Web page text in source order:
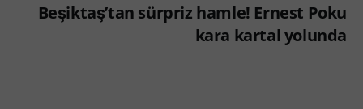
Beşiktaş’tan sürpriz hamle! Ernest Poku
kara kartal yolunda